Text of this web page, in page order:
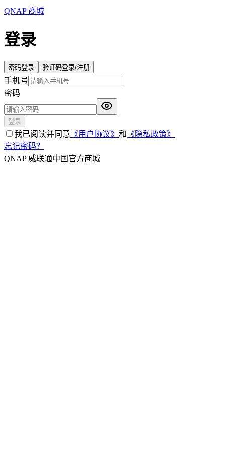
QNAP 商城
登录
密码登录 验证码登录/注册
手机号
密码
登录
我已阅读并同意 《用户协议》 和 《隐私政策》
忘记密码？
QNAP 威联通中国官方商城